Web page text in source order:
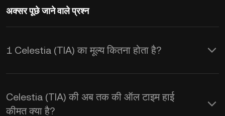
अक्सर पूछे जाने वाले प्रश्न
1 Celestia (TIA) का मूल्य कितना होता है?
KuCoin Celestia (TIA) के लिए रीयल-टाइम
USD कीमत अपडेट प्रदान करता है। Celestia
कीमत सप्लाई और डिमांड के साथ-साथ मार्केट
Celestia (TIA) की अब तक की ऑल टाइम हाई
कीमत क्या है?